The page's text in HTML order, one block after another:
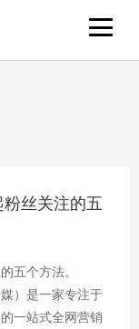
丝关注的五
五个方法。
）是一家专注于
一站式全网营销